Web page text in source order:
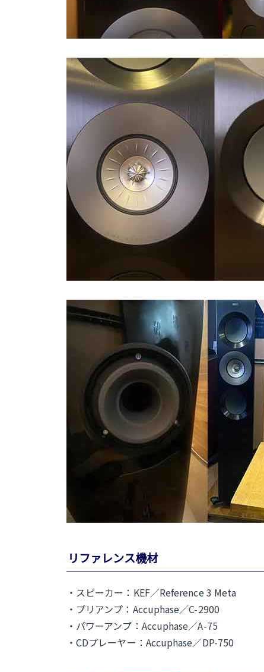
リファレンス機材
・スピーカー：KEF／Reference 3 Meta
・プリアンプ：Accuphase／C-2900
・パワーアンプ：Accuphase／A-75
・CDプレーヤー：Accuphase／DP-750